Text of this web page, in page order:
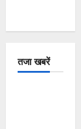
तजा खबरें